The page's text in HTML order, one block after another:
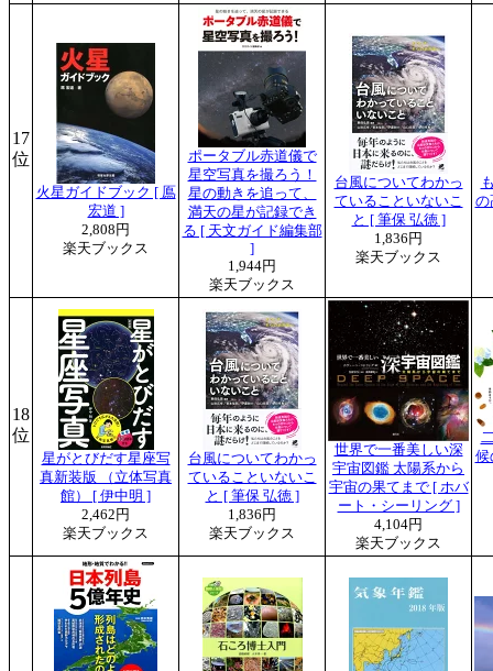
17
位
火星ガイドブック [ 鳫
宏道 ]
2,808円
楽天ブックス
ポータブル赤道儀で
星空写真を撮ろう！
星の動きを追って、
満天の星が記録でき
る [ 天文ガイド編集部
]
1,944円
楽天ブックス
台風についてわかっ
ていることいないこ
と [ 筆保 弘徳 ]
1,836円
楽天ブックス
の
18
位
星がとびだす星座写
真新装版 （立体写真
館） [ 伊中明 ]
2,462円
楽天ブックス
台風についてわかっ
ていることいないこ
と [ 筆保 弘徳 ]
1,836円
楽天ブックス
世界で一番美しい深
宇宙図鑑 太陽系から
宇宙の果てまで [ ホバ
ート・シーリング ]
4,104円
楽天ブックス
候